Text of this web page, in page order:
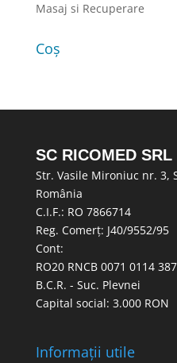
Masaj si Recuperare
Coș
SC RICOMED SRL
Str. Vasile Mironiuc nr. 3,
România
C.I.F.: RO 7866714
Reg. Comerț: J40/9552/95
Cont:
RO20 RNCB 0071 0114
B.C.R. - Suc. Plevnei
Capital social: 3.000 RON
Informații utile